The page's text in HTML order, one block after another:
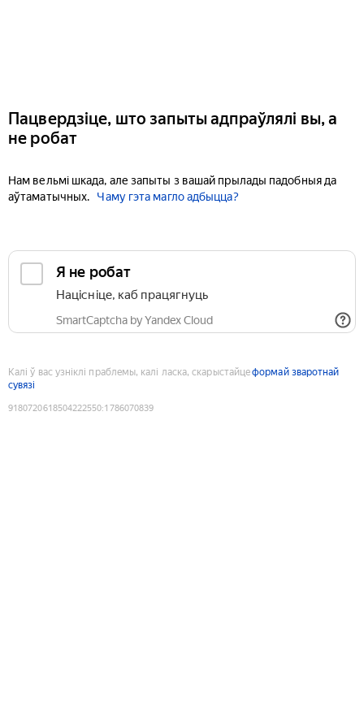
Пацвердзіце, што запыты адпраўлялі вы, а
не робат
Нам вельмі шкада, але запыты з вашай прылады падобныя да
аўтаматычных.
Чаму гэта магло адбыцца?
Я не робат
Націсніце, каб працягнуць
SmartCaptcha by Yandex Cloud
Калі ў вас узніклі праблемы, калі ласка, скарыстайцеформай зваротнай
сувязі
9180720618504222550:1786070839